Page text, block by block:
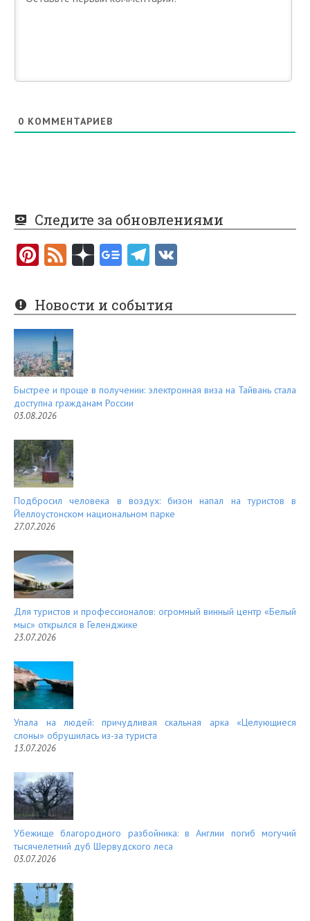
0 КОММЕНТАРИЕВ
Следите за обновлениями
Pi
er
es
t
F
e
d
Новости и события
Быстрее и проще в получении: электронная виза на Тайвань стала
доступна гражданам России
03.08.2026
Подбросил человека в воздух: бизон напал на туристов в
Йеллоустонском национальном парке
27.07.2026
Для туристов и профессионалов: огромный винный центр «Белый
мыс» открылся в Геленджике
23.07.2026
Упала на людей: причудливая скальная арка «Целующиеся
слоны» обрушилась из-за туриста
13.07.2026
Убежище благородного разбойника: в Англии погиб могучий
тысячелетний дуб Шервудского леса
03.07.2026